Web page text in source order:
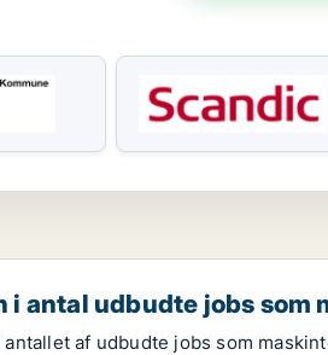
i antal udbudte jobs som
af udbudte jobs som